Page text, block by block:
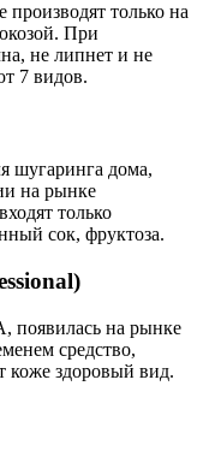
производят только на
При
не липнет и не
7 видов.
шугаринга дома,
на рынке
только
сок, фруктоза.
появилась на рынке
средство,
коже здоровый вид.